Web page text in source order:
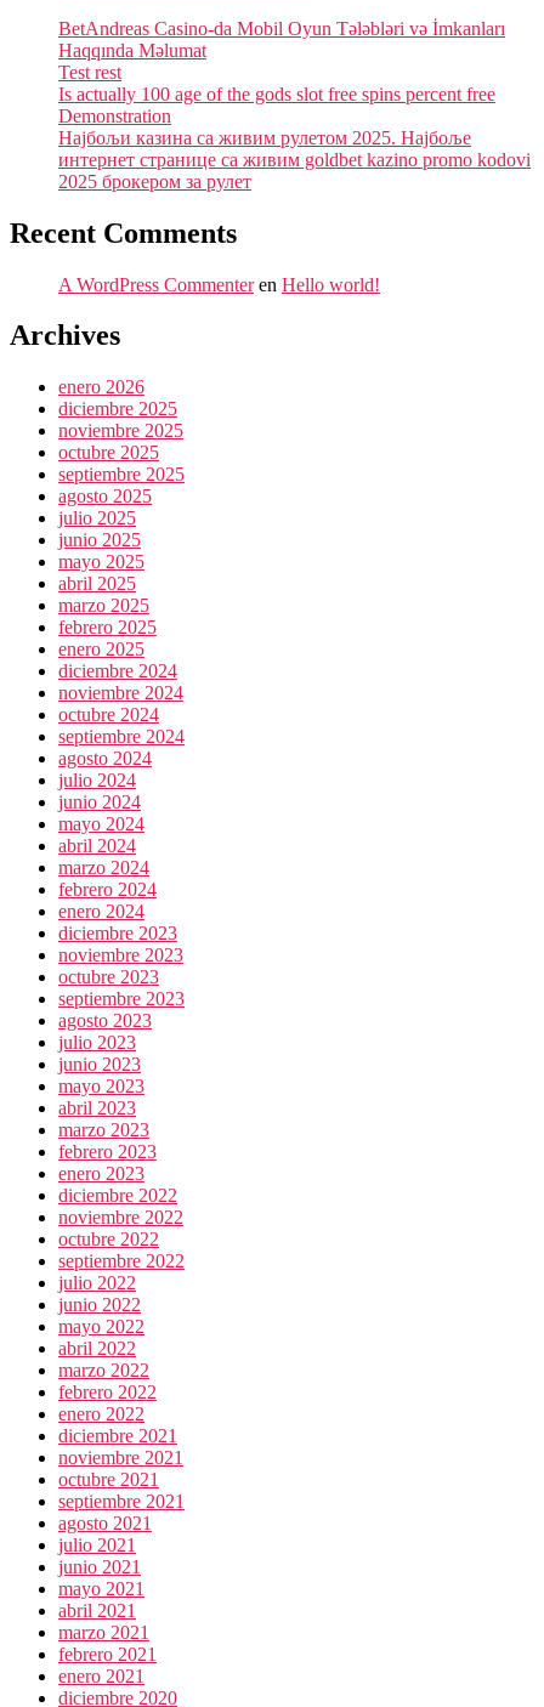
BetAndreas Casino-da Mobil Oyun Tələbləri və İmkanları
Haqqında Məlumat
Test rest
Is actually 100 age of the gods slot free spins percent free
Demonstration
Најбољи казина са живим рулетом 2025. Најбоље
интернет странице са живим goldbet kazino promo kodovi
2025 брокером за рулет
Recent Comments
A WordPress Commenteren Hello world!
Archives
enero 2026
diciembre 2025
noviembre 2025
octubre 2025
septiembre 2025
agosto 2025
julio 2025
junio 2025
mayo 2025
abril 2025
marzo 2025
febrero 2025
enero 2025
diciembre 2024
noviembre 2024
octubre 2024
septiembre 2024
agosto 2024
julio 2024
junio 2024
mayo 2024
abril 2024
marzo 2024
febrero 2024
enero 2024
diciembre 2023
noviembre 2023
octubre 2023
septiembre 2023
agosto 2023
julio 2023
junio 2023
mayo 2023
abril 2023
marzo 2023
febrero 2023
enero 2023
diciembre 2022
noviembre 2022
octubre 2022
septiembre 2022
julio 2022
junio 2022
mayo 2022
abril 2022
marzo 2022
febrero 2022
enero 2022
diciembre 2021
noviembre 2021
octubre 2021
septiembre 2021
agosto 2021
julio 2021
junio 2021
mayo 2021
abril 2021
marzo 2021
febrero 2021
enero 2021
diciembre 2020